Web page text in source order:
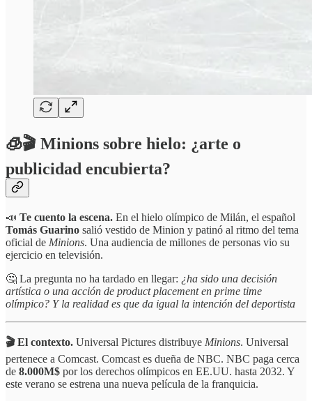
🧊🎬 Minions sobre hielo: ¿arte o
publicidad encubierta?
📣 Te cuento la escena. En el hielo olímpico de Milán, el español
Tomás Guarino salió vestido de Minion y patinó al ritmo del tema
oficial de Minions. Una audiencia de millones de personas vio su
ejercicio en televisión.
🤔 La pregunta no ha tardado en llegar: ¿ha sido una decisión
artística o una acción de product placement en prime time
olímpico? Y la realidad es que da igual la intención del deportista
🎬 El contexto. Universal Pictures distribuye Minions. Universal
pertenece a Comcast. Comcast es dueña de NBC. NBC paga cerca
de 8.000M$ por los derechos olímpicos en EE.UU. hasta 2032. Y
este verano se estrena una nueva película de la franquicia.